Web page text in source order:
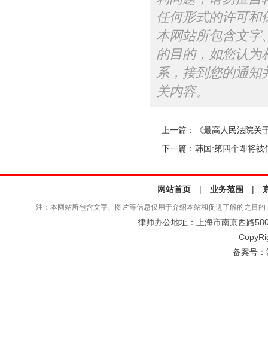
任何形式的许可和
本网站所包含文字
的目的，如您认为
系，接到您的通知
关内容。
上一篇： 《最高人民法院
下一篇： 韩国:第四个即将被
网站首页 | 业务范围 |
注：本网站所包含文字、图片等信息仅用于介绍本站和促进了解的之目
律师办公地址：上海市南京西路
备案号：